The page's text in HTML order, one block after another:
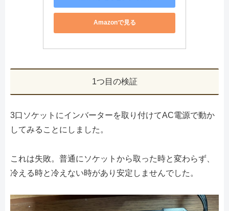
Amazonで見る
1つ目の検証
3口ソケットにインバーターを取り付けてAC電源で動か
してみることにしました。
これは失敗。普通にソケットから取った時と変わらず、
冷える時と冷えない時があり安定しませんでした。